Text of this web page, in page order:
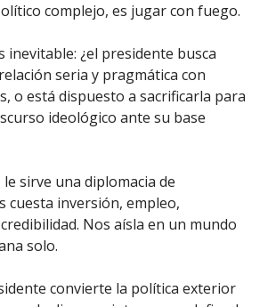
complejo, es jugar con fuego.
inevitable: ¿el presidente busca
seria y pragmática con
o está dispuesto a sacrificarla para
ideológico ante su base
sirve una diplomacia de
cuesta inversión, empleo,
Nos aísla en un mundo
solo.
convierte la política exterior